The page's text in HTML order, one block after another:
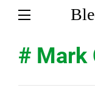
# Mark